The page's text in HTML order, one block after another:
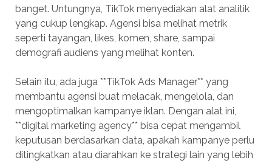
banget. Untungnya, TikTok menyediakan alat analitik
yang cukup lengkap. Agensi bisa melihat metrik
seperti tayangan, likes, komen, share, sampai
demografi audiens yang melihat konten.
Selain itu, ada juga **TikTok Ads Manager** yang
membantu agensi buat melacak, mengelola, dan
mengoptimalkan kampanye iklan. Dengan alat ini,
**digital marketing agency** bisa cepat mengambil
keputusan berdasarkan data, apakah kampanye perlu
ditingkatkan atau diarahkan ke strategi lain yang lebih